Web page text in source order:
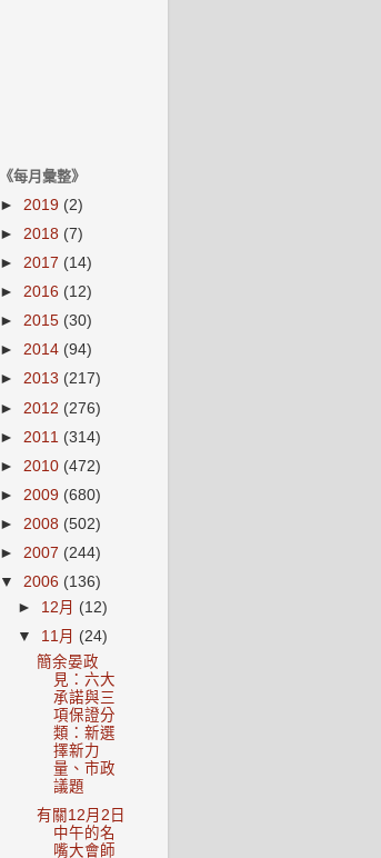
《每月彙整》
► 2019 (2)
► 2018 (7)
► 2017 (14)
► 2016 (12)
► 2015 (30)
► 2014 (94)
► 2013 (217)
► 2012 (276)
► 2011 (314)
► 2010 (472)
► 2009 (680)
► 2008 (502)
► 2007 (244)
▼ 2006 (136)
► 12月 (12)
▼ 11月 (24)
簡余晏政
見：六大
承諾與三
項保證分
類：新選
擇新力
量、市政
議題
有關12月2日
中午的名
嘴大會師